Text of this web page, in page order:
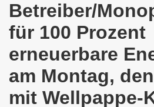
Betreiber/
für 100 Prozent
erneuerbare
am Montag,
mit Wellpappe-
solidarisch mit den
am 13.02.2023:
am 23.01.2023:
im neuen Jahr 2023